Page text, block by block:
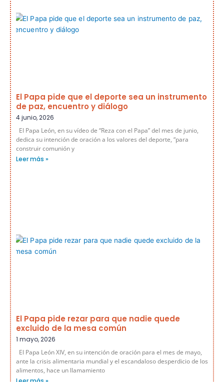
El Papa pide que el deporte sea un instrumento
de paz, encuentro y diálogo
4 junio, 2026
El Papa León, en su vídeo de “Reza con el Papa” del mes de junio,
dedica su intención de oración a los valores del deporte, “para
construir comunión y
Leer más »
El Papa pide rezar para que nadie quede
excluido de la mesa común
1 mayo, 2026
El Papa León XIV, en su intención de oración para el mes de mayo,
ante la crisis alimentaria mundial y el escandaloso desperdicio de los
alimentos, hace un llamamiento